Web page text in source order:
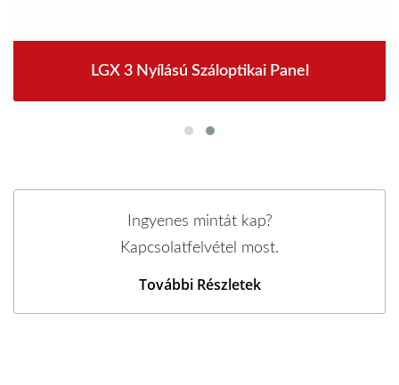
LGX 3 Nyílású Száloptikai Panel
Ingyenes mintát kap?
Kapcsolatfelvétel most.
További Részletek